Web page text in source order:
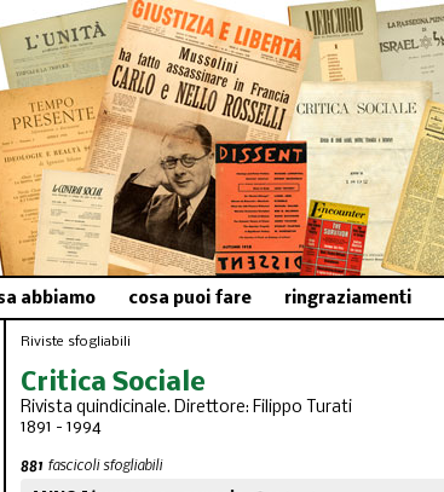
abbiamo cosa puoi fare ringraziamenti
Riviste sfogliabili
Critica Sociale
Rivista quindicinale. Direttore: Filippo Turati
1891 - 1994
881 fascicoli sfogliabili